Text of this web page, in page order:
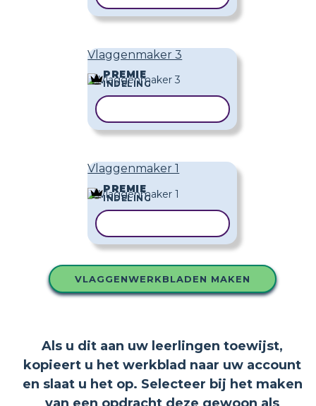
Vlaggenmaker 3
PREMIE
INDELING
Vlaggenmaker 1
PREMIE
INDELING
VLAGGENWERKBLADEN MAKEN
Als u dit aan uw leerlingen toewijst,
kopieert u het werkblad naar uw account
en slaat u het op. Selecteer bij het maken